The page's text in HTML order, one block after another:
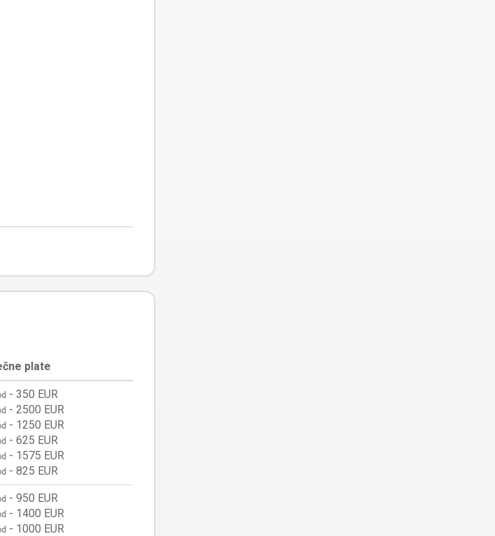
plate
- 350 EUR
- 2500 EUR
- 1250 EUR
- 625 EUR
- 1575 EUR
- 825 EUR
- 950 EUR
- 1400 EUR
- 1000 EUR